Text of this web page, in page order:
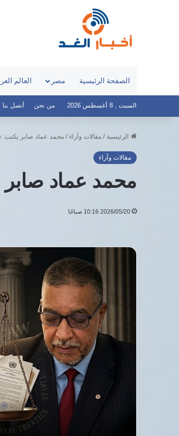
الصفحة الرئيسية مصر العالم
السبت , 8 أغسطس 2026 من نحن أتصل بنا
الرئيسية / مقالات وآراء / محمد عماد صابر يكتب:
مقالات وآراء
محمد عماد صابر
2026/05/20 10:16 صباحًا
صحة»
للكشف
المبكر
السرطان
والأمراض
المزمنة
بالمجان
7 أغسطس، 2026